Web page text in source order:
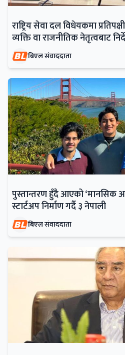
राष्ट्रिय सेवा दल विधेयकमा
व्यक्ति वा राजनीतिक नेतृत्वबाट
बिएल संवाददाता
पुस्तान्तरण हुँदै आएको ‘मानसिक
स्टार्टअप निर्माण गर्दै ३ नेपाली
बिएल संवाददाता